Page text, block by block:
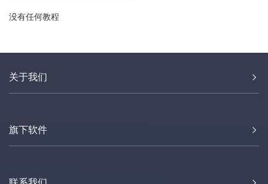
没有任何教程
关于我们
旗下软件